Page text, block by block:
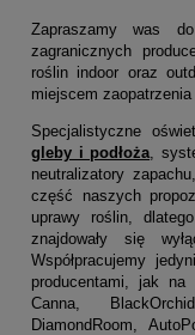
Zapraszamy was
zagranicznych
roślin indoor oraz
miejscem
Specjalistyczne
gleby i podłoża,
neutralizatory
część naszych
uprawy roślin,
znajdowały się
Współpracujemy
producentami, jak na
Canna,
DiamondRoom,